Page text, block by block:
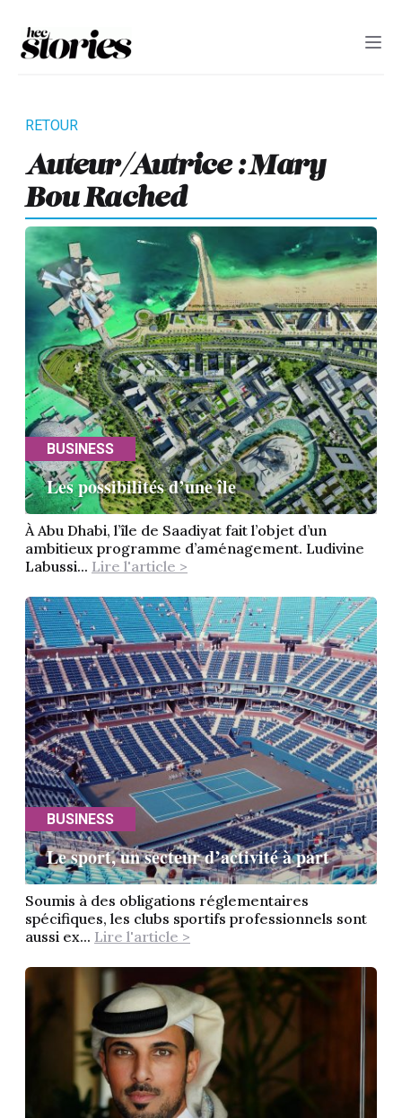
Auteur/autrice : Mary
Bou Rached
BUSINESS
Les possibilités d’une île
À Abu Dhabi, l’île de Saadiyat fait l’objet d’un
ambitieux programme d’aménagement. Ludivine
Labussi... Lire l'article >
BUSINESS
Le sport, un secteur d’activité à part
Soumis à des obligations réglementaires
spécifiques, les clubs sportifs professionnels sont
aussi ex... Lire l'article >